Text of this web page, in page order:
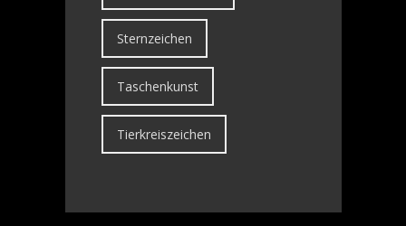
Sternzeichen
Taschenkunst
Tierkreiszeichen